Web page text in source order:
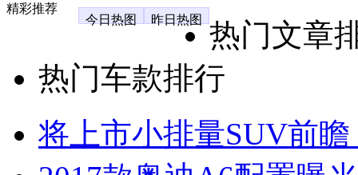
精彩推荐
今日热图
昨日热图
热门文章
热门车款排行
将上市小排量SUV前